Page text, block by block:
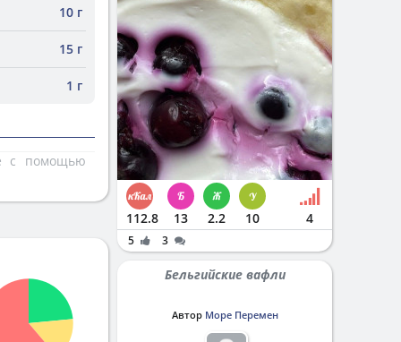
10 г
15 г
1 г
с помощью
112.8 13 2.2 10 4
5 3
Бельгийские вафли
Автор Море Перемен